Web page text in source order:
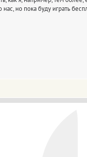
но пока буду играть